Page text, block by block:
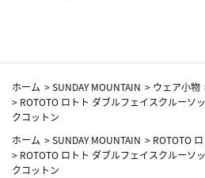
ホーム >SUNDAY MOUNTAIN > ウェア小物
> ROTOTO ロトト ダブルフェイスクルーソ
クコットン
ホーム >SUNDAY MOUNTAIN > ROTOTO
> ROTOTO ロトト ダブルフェイスクルーソ
クコットン